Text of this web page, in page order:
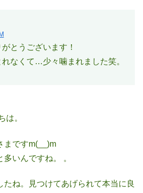
とうございます！
なくて…少々噛まれました笑。
は。
まですm(__)m
いんですね。 。
たね。見つけてあげられて本当に良